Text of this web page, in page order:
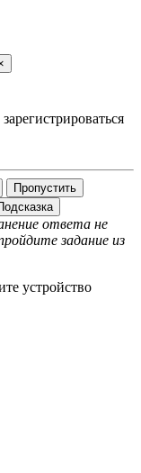
Пропустить
ответа не
задание из
устройство